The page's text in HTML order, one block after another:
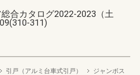
合カタログ2022-2023（土
311)
引戸（アルミ台車式引戸）
ジャンボス